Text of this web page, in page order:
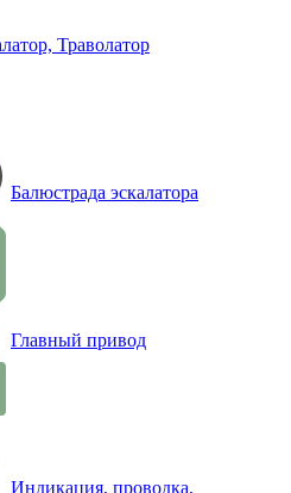
Траволатор
Балюстрада эскалатора
Главный привод
Индикация, проводка,